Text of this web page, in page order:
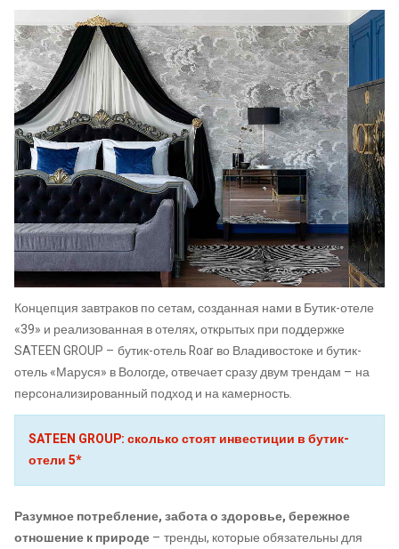
Концепция завтраков по сетам, созданная нами в Бутик-отеле
«39» и реализованная в отелях, открытых при поддержке
SATEEN GROUP – бутик-отель Roar во Владивостоке и бутик-
отель «Маруся» в Вологде, отвечает сразу двум трендам – на
персонализированный подход и на камерность.
SATEEN GROUP: сколько стоят инвестиции в бутик-
отели 5*
Разумное потребление, забота о здоровье, бережное
отношение к природе– тренды, которые обязательны для